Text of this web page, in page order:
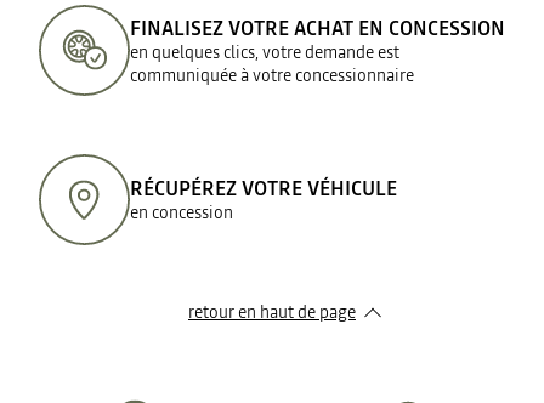
FINALISEZ VOTRE ACHAT EN CONCESSION
en quelques clics, votre demande est
communiquée à votre concessionnaire
RÉCUPÉREZ VOTRE VÉHICULE
en concession
retour en haut de page​